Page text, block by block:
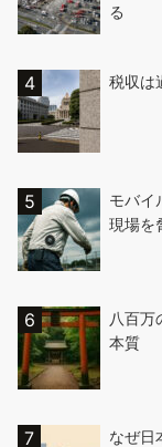
る
税収は
モバイ
現場を
八百万
本質
なぜ日